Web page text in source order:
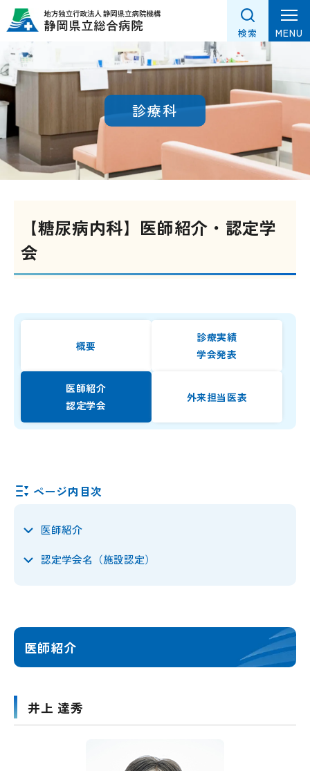
ロ
バ
ル
ナ
ビ
ゲ
ー
シ
文
ッ
ー
へ
検索 MENU
診療科
【糖尿病内科】医師紹介・認定学
会
概要
診療実績
学会発表
医師紹介
認定学会
外来担当医表
ページ内目次
医師紹介
認定学会名（施設認定）
医師紹介
井上 達秀